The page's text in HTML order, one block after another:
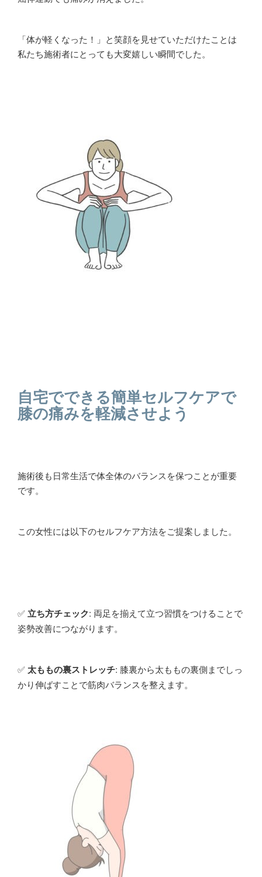
「体が軽くなった！」と笑顔を見せていただけたことは
私たち施術者にとっても大変嬉しい瞬間でした。
自宅でできる簡単セルフケアで
膝の痛みを軽減させよう
施術後も日常生活で体全体のバランスを保つことが重要
です。
この女性には以下のセルフケア方法をご提案しました。
✅立ち方チェック: 両足を揃えて立つ習慣をつけることで
姿勢改善につながります。
✅ 太ももの裏ストレッチ: 膝裏から太ももの裏側までしっ
かり伸ばすことで筋肉バランスを整えます。